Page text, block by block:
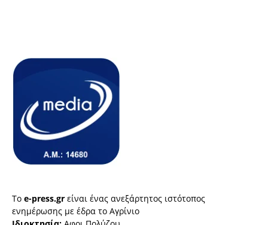
Το e-press.gr είναι ένας ανεξάρτητος ιστότοπος
ενημέρωσης με έδρα το Αγρίνιο